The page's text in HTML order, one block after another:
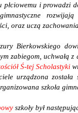
płciowemu i prowadzi
oraz uczą
Bierkowskiego
zabiegom, uchwałą
Ś-tej Scholastyki
urządzona
szkoła
szkoły był